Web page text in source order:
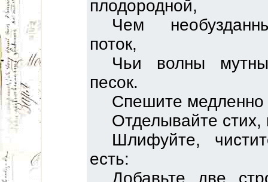
плодородной,
Чем
поток,
Чьи волны
песок.
Спешите медленно
Отделывайте стих,
Шлифуйте,
есть: